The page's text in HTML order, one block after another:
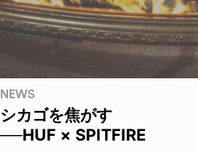
NEWS
シカゴを焦がす
──HUF × SPITFIRE